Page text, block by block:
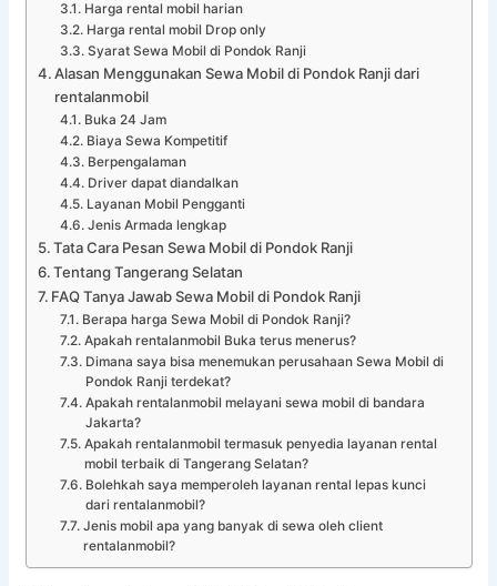
Harga rental mobil harian
Harga rental mobil Drop only
Syarat Sewa Mobil di Pondok Ranji
Alasan Menggunakan Sewa Mobil di Pondok Ranji dari
rentalanmobil
Buka 24 Jam
Biaya Sewa Kompetitif
Berpengalaman
Driver dapat diandalkan
Layanan Mobil Pengganti
Jenis Armada lengkap
Tata Cara Pesan Sewa Mobil di Pondok Ranji
Tentang Tangerang Selatan
FAQ Tanya Jawab Sewa Mobil di Pondok Ranji
Berapa harga Sewa Mobil di Pondok Ranji?
Apakah rentalanmobil Buka terus menerus?
Dimana saya bisa menemukan perusahaan Sewa Mobil di
Pondok Ranji terdekat?
Apakah rentalanmobil melayani sewa mobil di bandara
Jakarta?
Apakah rentalanmobil termasuk penyedia layanan rental
mobil terbaik di Tangerang Selatan?
Bolehkah saya memperoleh layanan rental lepas kunci
dari rentalanmobil?
Jenis mobil apa yang banyak di sewa oleh client
rentalanmobil?